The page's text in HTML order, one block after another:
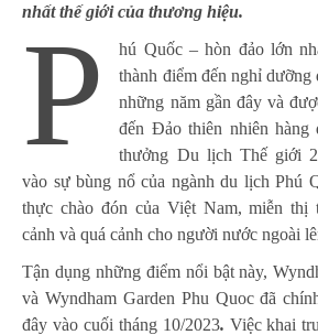
nhất thế giới của thương hiệu.
P
hú Quốc – hòn đảo lớn
thành điểm đến nghỉ dưỡng
những năm gần đây và
đến Đảo thiên nhiên hàng
thưởng Du lịch Thế giới
vào sự bùng nổ của ngành du lịch Phú
thực chào đón của Việt Nam, miễn thị
cảnh và quá cảnh cho người nước ngoài
Tận dụng những điểm nổi bật này,
và Wyndham Garden Phu Quoc đã
đây vào cuối tháng 10/2023. Việc khai